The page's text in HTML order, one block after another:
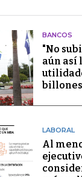
BANCOS
"No
aún así
billones
LABORAL
Al